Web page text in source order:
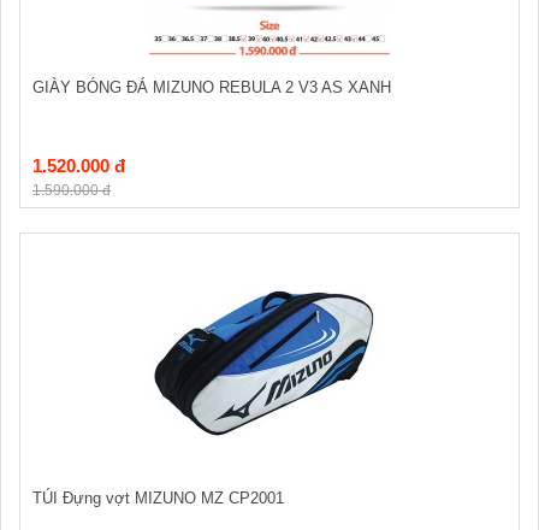
GIÀY BÓNG ĐÁ MIZUNO REBULA 2 V3 AS XANH
1.520.000 đ
1.590.000 đ
TÚI Đựng vợt MIZUNO MZ CP2001